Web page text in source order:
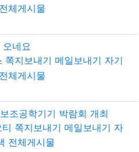
전체게시물
오네요
쪽지보내기 메일보내기 자기
전체게시물
조공학기기 박람회 개최
쪽지보내기 메일보내기 자
전체게시물